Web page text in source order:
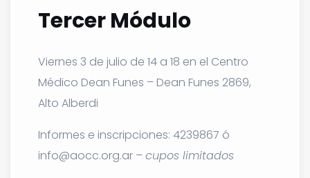
Tercer Módulo
Viernes 3 de julio de 14 a 18 en el Centro
Médico Dean Funes – Dean Funes 2869,
Alto Alberdi
Informes e inscripciones: 4239867 ó
info@aocc.org.ar –cupos limitados